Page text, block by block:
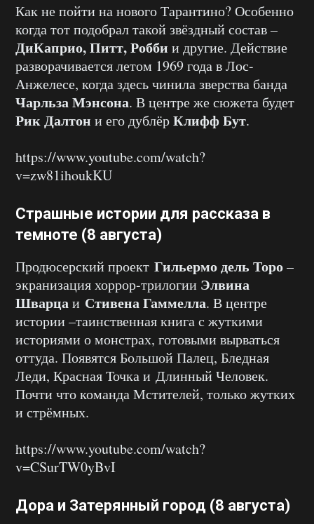
Как не пойти на нового Тарантино? Особенно
когда тот подобрал такой звёздный состав –
ДиКаприо, Питт, Робби и другие. Действие
разворачивается летом 1969 года в Лос-
Анжелесе, когда здесь чинила зверства банда
Чарльза Мэнсона. В центре же сюжета будет
Рик Далтон и его дублёрКлифф Бут.
https://www.youtube.com/watch?
v=zw81ihoukKU
Страшные истории для рассказа в
темноте (8 августа)
Продюсерский проект Гильермо дель Торо–
экранизация хоррор-трилогии Элвина
Шварцаи Стивена Гаммелла. В центре
истории –таинственная книга с жуткими
историями о монстрах, готовыми вырваться
оттуда. Появятся Большой Палец, Бледная
Леди, Красная Точка и Длинный Человек.
Почти что команда Мстителей, только жутких
и стрёмных.
https://www.youtube.com/watch?
v=CSurTW0yBvI
Дора и Затерянный город (8 августа)